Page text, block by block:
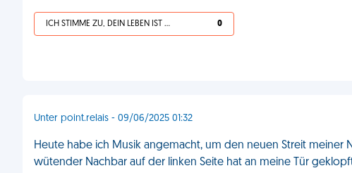
ICH STIMME ZU, DEIN LEBEN IST SCHEISSE 0
Unter point.relais - 09/06/2025 01:32
Heute habe ich Musik angemacht, um den neuen Streit meiner
wütender Nachbar auf der linken Seite hat an meine Tür